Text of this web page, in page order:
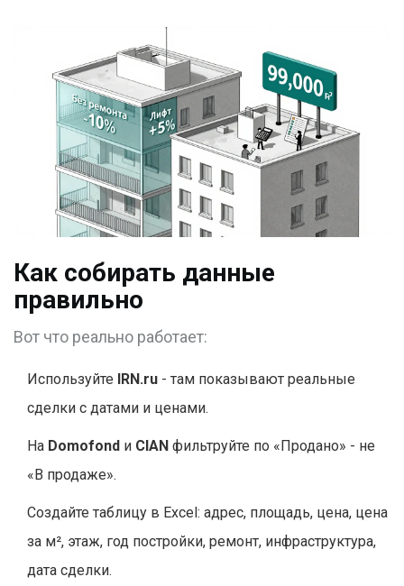
Как собирать данные
правильно
Вот что реально работает:
Используйте IRN.ru - там показывают реальные
сделки с датами и ценами.
На Domofond и CIAN фильтруйте по «Продано» - не
«В продаже».
Создайте таблицу в Excel: адрес, площадь, цена, цена
за м², этаж, год постройки, ремонт, инфраструктура,
дата сделки.